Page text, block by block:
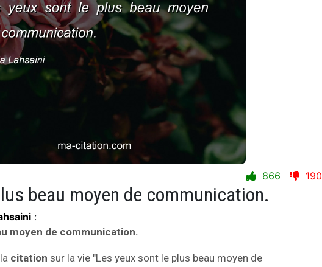
866 190
beau moyen de communication.
:
moyen de communication.
citation sur la vie "Les yeux sont le plus beau moyen de